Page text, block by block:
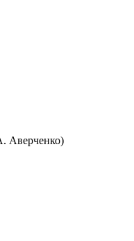
Аверченко)